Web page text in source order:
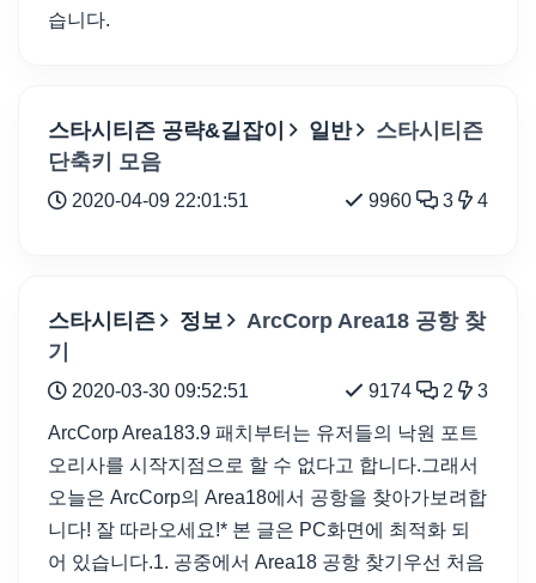
습니다.
스타시티즌 공략&길잡이 일반
스타시티즌
단축키 모음
2020-04-09 22:01:51 9960 3 4
스타시티즌 정보
ArcCorp Area18 공항 찾
기
2020-03-30 09:52:51 9174 2 3
ArcCorp Area183.9 패치부터는 유저들의 낙원 포트
오리사를 시작지점으로 할 수 없다고 합니다.그래서
오늘은 ArcCorp의 Area18에서 공항을 찾아가보려합
니다! 잘 따라오세요!* 본 글은 PC화면에 최적화 되
어 있습니다.1. 공중에서 Area18 공항 찾기우선 처음